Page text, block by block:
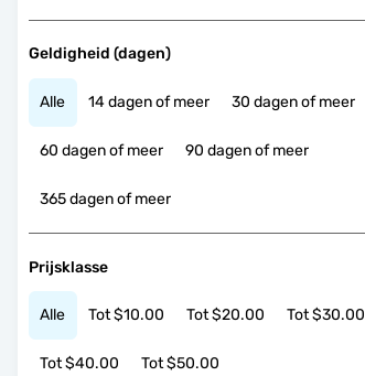
Geldigheid (dagen)
Alle 14 dagen of meer 30 dagen of meer
60 dagen of meer 90 dagen of meer
365 dagen of meer
Prijsklasse
Alle Tot $10.00 Tot $20.00 Tot $30.00
Tot $40.00 Tot $50.00